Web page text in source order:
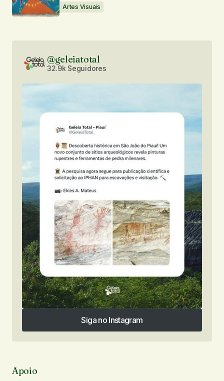
Artes Visuais
@geleiatotal
32.9k Seguidores
Siga no Instagram
Siga no Instagram
Apoio